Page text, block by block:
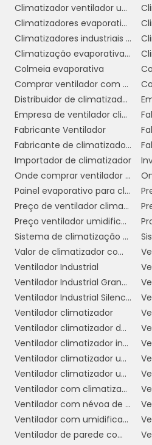
Escolher o melhor
umidificador pode
desafiadora, dado o
disponíveis no
considerar alguns
encontrar o modelo ideal
necessidades e
algumas dicas para
Capacidade de
a capacidade do
Modelos com maior
eficazes em
modelos menores são
reduzidos.
Tamanho e
espaço onde o ventilador
pretende mover o
ambientes, opte por um
Para uso fixo, um
adequado.
Recursos
funcionalidades extras,
temporizador e modos
recursos podem
personalização na
Consumo de
eficiência energética
Climatizador ventilador umidificador de parede a água
Climatizadores evaporativo comercial e industrial
Climatizadores industriais portáteis
Climatização evaporativa industrial
Colmeia evaporativa
Comprar ventilador com climatizador
Distribuidor de climatizador evaporativo
Empresa de ventilador climatizador industrial
Fabricante Ventilador
Fabricante de climatizador industrial
Importador de climatizador
Onde comprar ventilador climatizador
Painel evaporativo para climatizador
Preço de ventilador climatizador industrial
Preço ventilador umidificador climatizador
Sistema de climatização evaporativa
Valor de climatizador com névoa
Ventilador Industrial
Ventilador Industrial Grande
Ventilador Industrial Silencioso
Ventilador climatizador
Ventilador climatizador de coluna
Ventilador climatizador industrial
Ventilador climatizador umidificador
Ventilador climatizador umidificador parede industrial
Ventilador com climatizador
Ventilador com névoa de água preço
Ventilador com umidificador industrial
Ventilador de parede com climatizador